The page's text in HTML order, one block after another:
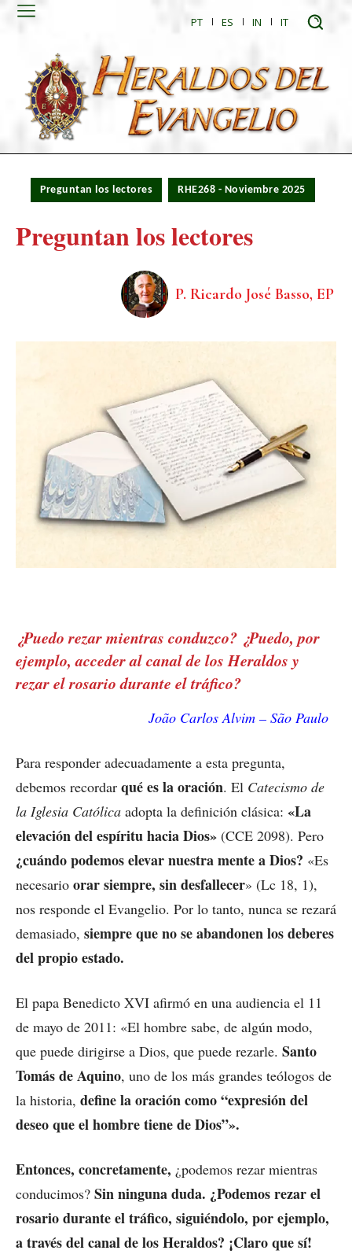
PT ES IN IT
Preguntan los lectores RHE268 - Noviembre 2025
Preguntan los lectores
P. Ricardo José Basso, EP
¿Puedo rezar mientras conduzco? ¿Puedo, por
ejemplo, acceder al canal de los Heraldos y
rezar el rosario durante el tráfico?
João Carlos Alvim – São Paulo
Para responder adecuadamente a esta pregunta,
debemos recordar qué es la oración. El Catecismo de
la Iglesia Católica adopta la definición clásica: «La
elevación del espíritu hacia Dios» (CCE 2098). Pero
¿cuándo podemos elevar nuestra mente a Dios? «Es
necesario orar siempre, sin desfallecer» (Lc 18, 1),
nos responde el Evangelio. Por lo tanto, nunca se rezará
demasiado, siempre que no se abandonen los deberes
del propio estado.
El papa Benedicto XVI afirmó en una audiencia el 11
de mayo de 2011: «El hombre sabe, de algún modo,
que puede dirigirse a Dios, que puede rezarle. Santo
Tomás de Aquino, uno de los más grandes teólogos de
la historia, define la oración como “expresión del
deseo que el hombre tiene de Dios”».
Entonces, concretamente, ¿podemos rezar mientras
conducimos? Sin ninguna duda. ¿Podemos rezar el
rosario durante el tráfico, siguiéndolo, por ejemplo,
a través del canal de los Heraldos? ¡Claro que sí!